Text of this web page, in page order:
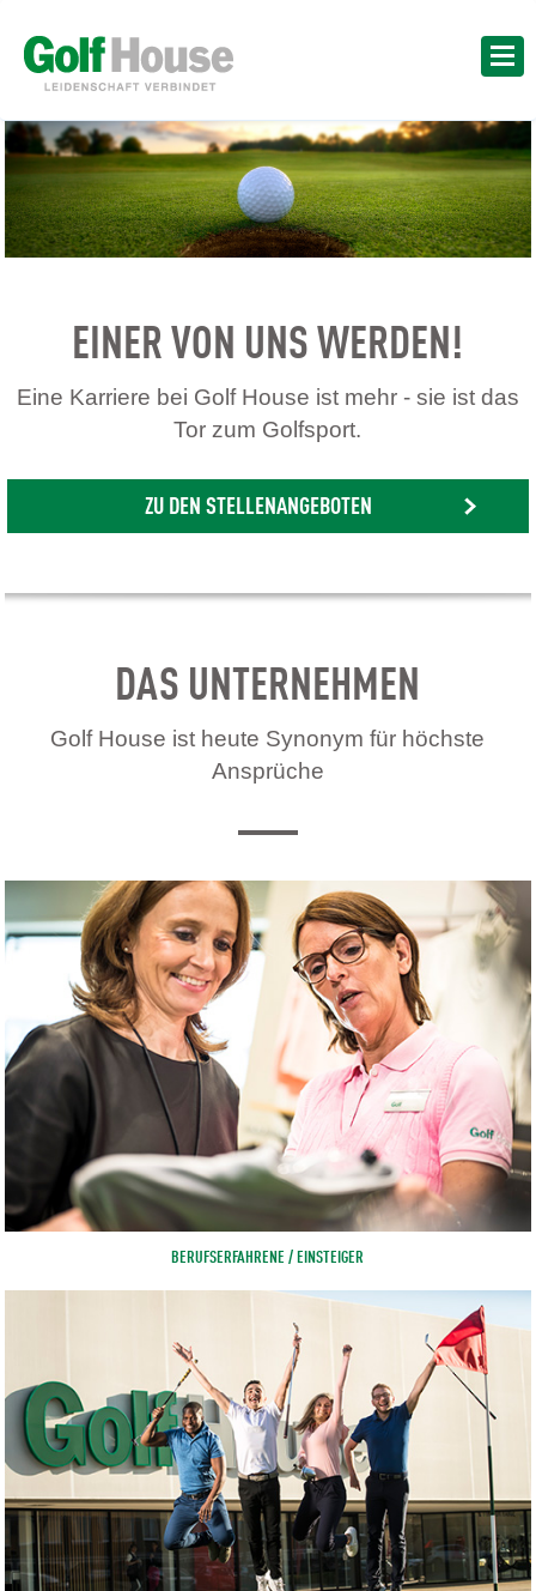
EINER VON UNS WERDEN!
Eine Karriere bei Golf House ist mehr - sie ist das
Tor zum Golfsport.
ZU DEN STELLENANGEBOTEN
DAS UNTERNEHMEN
Golf House ist heute Synonym für höchste
Ansprüche
BERUFSERFAHRENE / EINSTEIGER